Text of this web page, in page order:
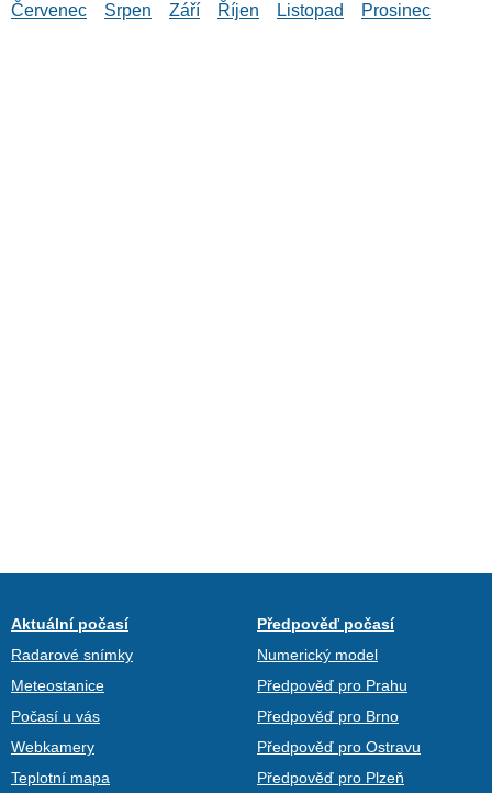
Červenec
Srpen Září Říjen Listopad Prosinec
Aktuální počasí
Radarové snímky
Meteostanice
Počasí u vás
Webkamery
Teplotní mapa
Předpověď počasí
Numerický model
Předpověď pro Prahu
Předpověď pro Brno
Předpověď pro Ostravu
Předpověď pro Plzeň